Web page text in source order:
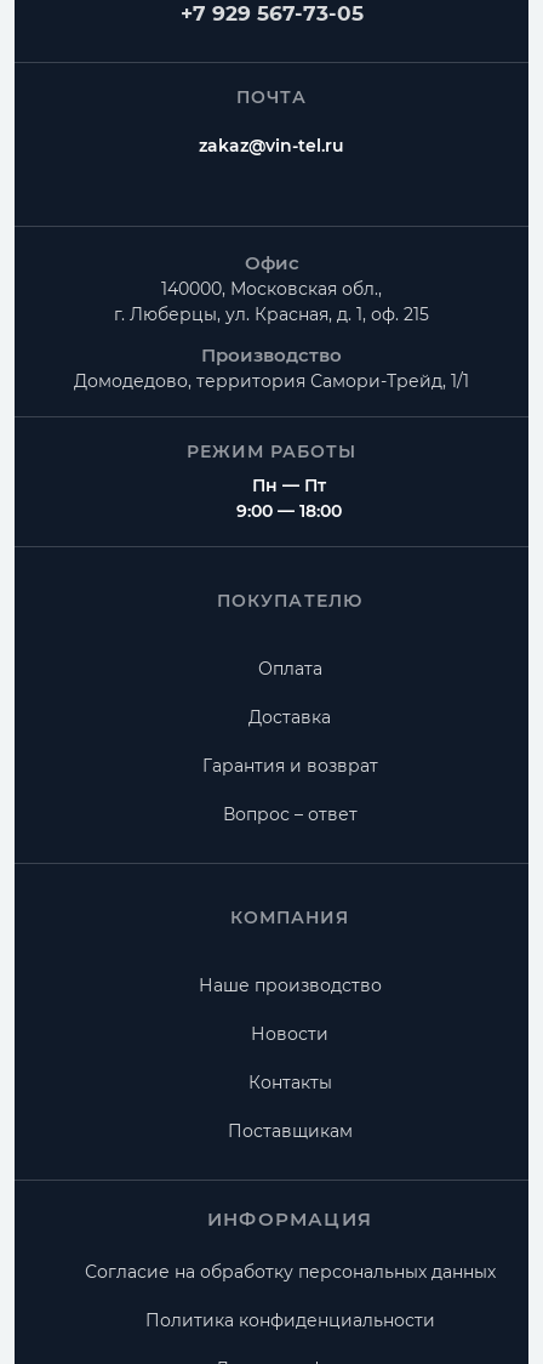
+7 929 567-73-05
ПОЧТА
zakaz@vin-tel.ru
Офис
140000, Московская обл.,
г. Люберцы, ул. Красная, д. 1, оф. 215
Производство
Домодедово, территория Самори-Трейд, 1/1
РЕЖИМ РАБОТЫ
Пн — Пт
9:00 — 18:00
ПОКУПАТЕЛЮ
Оплата
Доставка
Гарантия и возврат
Вопрос – ответ
КОМПАНИЯ
Наше производство
Новости
Контакты
Поставщикам
ИНФОРМАЦИЯ
Согласие на обработку персональных данных
Политика конфиденциальности